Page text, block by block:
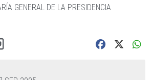
GENERAL DE LA PRESIDENCIA